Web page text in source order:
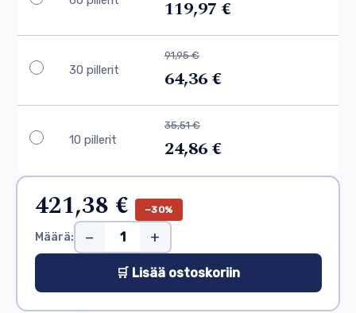
119,97 €
30 pillerit
91,95 €
64,36 €
10 pillerit
35,51 €
24,86 €
421,38 € −30%
Määrä: − +
🛒 Lisää ostoskoriin